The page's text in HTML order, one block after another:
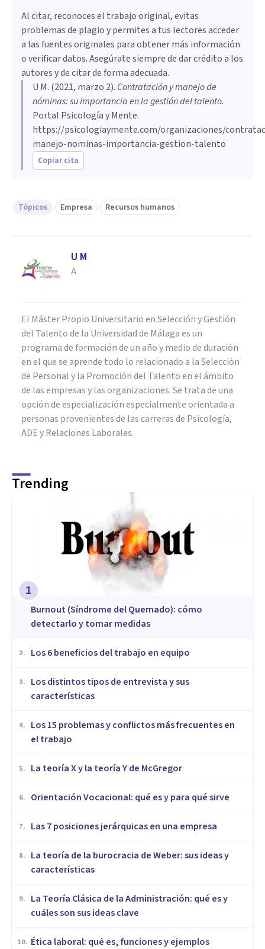
Al citar, reconoces el trabajo original, evitas
problemas de plagio y permites a tus lectores acceder
a las fuentes originales para obtener más información
o verificar datos. Asegúrate siempre de dar crédito a los
autores y de citar de forma adecuada.
U M. (2021, marzo 2). Contratación y manejo de
nóminas: su importancia en la gestión del talento.
Portal Psicología y Mente.
https://psicologiaymente.com/organizaciones/
manejo-nominas-importancia-gestion-talento
Copiar cita
Tópicos Empresa Recursos humanos
U M
A
El Máster Propio Universitario en Selección y Gestión
del Talento de la Universidad de Málaga es un
programa de formación de un año y medio de duración
en el que se aprende todo lo relacionado a la Selección
de Personal y la Promoción del Talento en el ámbito
de las empresas y las organizaciones. Se trata de una
opción de especialización especialmente orientada a
personas provenientes de las carreras de Psicología,
ADE y Relaciones Laborales.
Trending
1
Burnout (Síndrome del Quemado): cómo
detectarlo y tomar medidas
2. ​Los 6 beneficios del trabajo en equipo
3.
​Los distintos tipos de entrevista y sus
características
4.
​Los 15 problemas y conflictos más frecuentes en
el trabajo
5. La teoría X y la teoría Y de McGregor
6. Orientación Vocacional: qué es y para qué sirve
7. Las 7 posiciones jerárquicas en una empresa
8.
La teoría de la burocracia de Weber: sus ideas y
características
9.
La Teoría Clásica de la Administración: qué es y
cuáles son sus ideas clave
10. Ética laboral: qué es, funciones y ejemplos